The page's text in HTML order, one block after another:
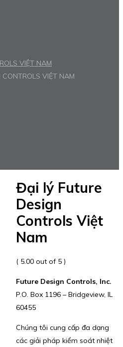
VIỆT NAM
VIỆT NAM
Đại lý Future
Design
Controls Việt
Nam
( 5.00 out of 5 )
Future Design Controls, Inc.
P.O. Box 1196 – Bridgeview, IL
60455
Chúng tôi cung cấp đa dạng
các giải pháp kiểm soát nhiệt